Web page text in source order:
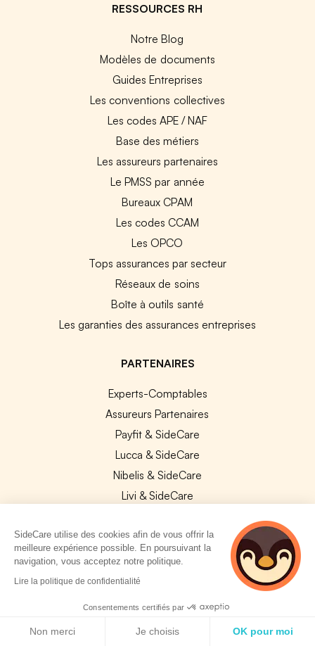
RESSOURCES RH
Notre Blog
Modèles de documents
Guides Entreprises
Les conventions collectives
Les codes APE / NAF
Base des métiers
Les assureurs partenaires
Le PMSS par année
Bureaux CPAM
Les codes CCAM
Les OPCO
Tops assurances par secteur
Réseaux de soins
Boîte à outils santé
Les garanties des assurances entreprises
PARTENAIRES
Experts-Comptables
Assureurs Partenaires
Payfit & SideCare
Lucca & SideCare
Nibelis & SideCare
Livi & SideCare
API & INTEGRATIONS
API SideCare
Les SIRH / Systèmes de paie connectés
A PROPOS
SideCare utilise des cookies afin de vous offrir la
meilleure expérience possible. En poursuivant la
navigation, vous acceptez notre politique.
Lire la politique de confidentialité
Consentements certifiés par
Non merci Je choisis OK pour moi
2 personnes
consultent
actuellement cette